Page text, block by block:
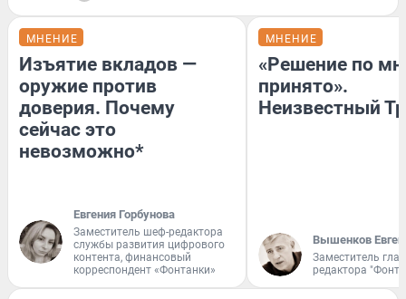
МНЕНИЕ
Изъятие вкладов —
оружие против
доверия. Почему
сейчас это
невозможно*
Евгения Горбунова
Заместитель шеф-редактора
службы развития цифрового
контента, финансовый
корреспондент «Фонтанки»
МНЕНИЕ
«Решение по
принято».
Неизвестный
Вышенков
Заместитель
редактора